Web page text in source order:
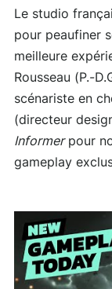
Le studio
pour peaufiner
meilleure
Rousseau (P.-
scénariste en
(directeur
Informerpour
gameplay